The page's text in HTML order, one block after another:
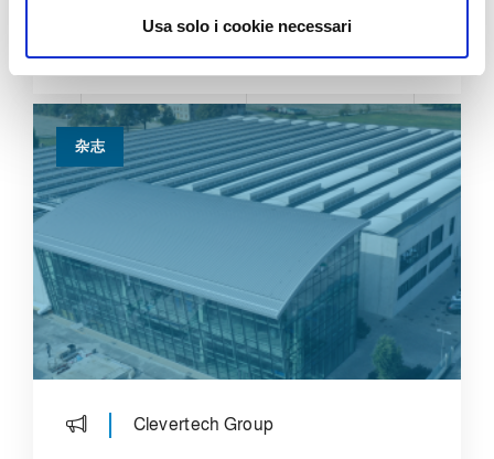
o
Usa solo i cookie necessari
杂志
Clevertech Group